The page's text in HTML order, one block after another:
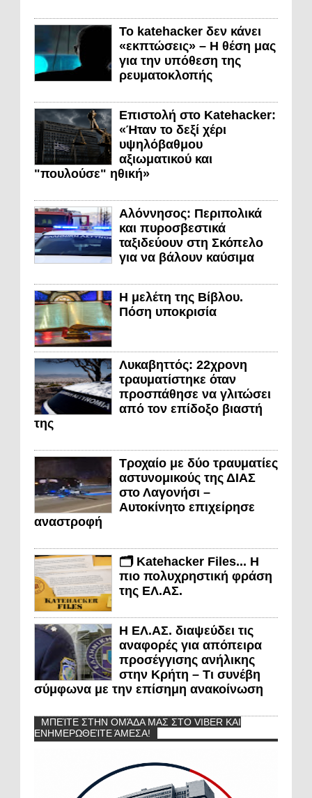
Το katehacker δεν κάνει
«εκπτώσεις» – Η θέση μας
για την υπόθεση της
ρευματοκλοπής
Επιστολή στο Katehacker:
«Ήταν το δεξί χέρι
υψηλόβαθμου
αξιωματικού και
"πουλούσε" ηθική»
Αλόννησος: Περιπολικά
και πυροσβεστικά
ταξιδεύουν στη Σκόπελο
για να βάλουν καύσιμα
Η μελέτη της Βίβλου.
Πόση υποκρισία
Λυκαβηττός: 22χρονη
τραυματίστηκε όταν
προσπάθησε να γλιτώσει
από τον επίδοξο βιαστή
της
Τροχαίο με δύο τραυματίες
αστυνομικούς της ΔΙΑΣ
στο Λαγονήσι –
Αυτοκίνητο επιχείρησε
αναστροφή
🗂️ Katehacker Files... Η
πιο πολυχρηστική φράση
της ΕΛ.ΑΣ.
Η ΕΛ.ΑΣ. διαψεύδει τις
αναφορές για απόπειρα
προσέγγισης ανήλικης
στην Κρήτη – Τι συνέβη
σύμφωνα με την επίσημη ανακοίνωση
ΜΠΕΊΤΕ ΣΤΗΝ ΟΜΆΔΑ ΜΑΣ ΣΤΟ VIBER ΚΑΙ
ΕΝΗΜΕΡΩΘΕΊΤΕ ΆΜΕΣΑ!